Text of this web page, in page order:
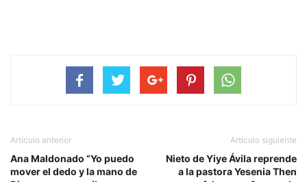
Artículo anterior
Ana Maldonado “Yo puedo
mover el dedo y la mano de
Artículo siguiente
Nieto de Yiye Ávila reprende
a la pastora Yesenia Then